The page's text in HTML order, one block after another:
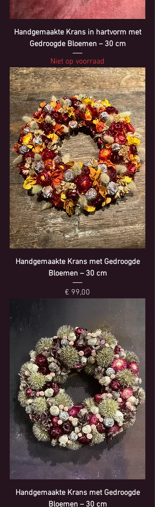
Handgemaakte Krans in hartvorm met
Gedroogde Bloemen – 30 cm
Niet op voorraad
Handgemaakte Krans met Gedroogde
Bloemen – 30 cm
Prijs
€ 99,00
Handgemaakte Krans met Gedroogde
Bloemen – 30 cm